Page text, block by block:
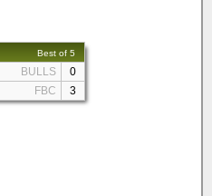
Best of 5
BULLS
0
FBC 3